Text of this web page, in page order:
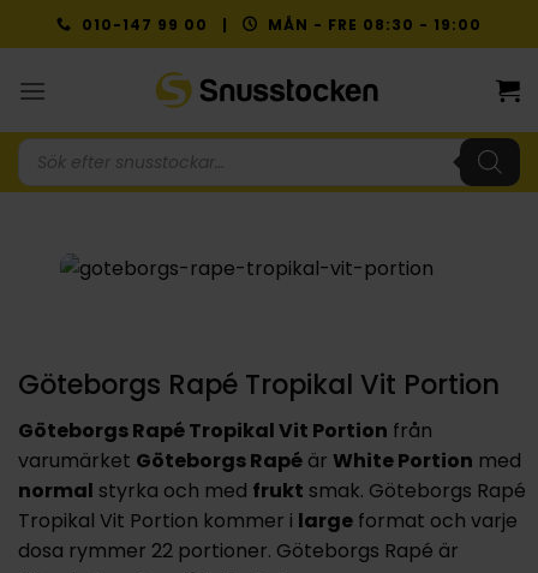
to
010-147 99 00 | MÅN - FRE 08:30 - 19:00
Produktsökning
Göteborgs Rapé Tropikal Vit Portion
Göteborgs Rapé Tropikal Vit Portion från
varumärket Göteborgs Rapé är White Portion med
normal styrka och med frukt smak. Göteborgs Rapé
Tropikal Vit Portion kommer i large format och varje
dosa rymmer 22 portioner. Göteborgs Rapé är